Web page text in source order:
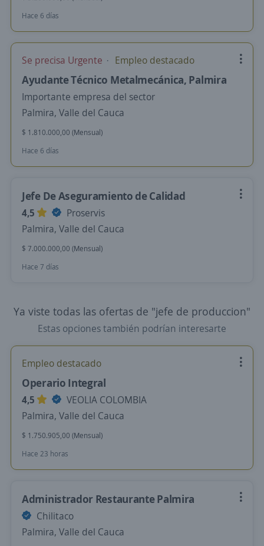
Hace 6 días
Se precisa Urgente Empleo destacado
Ayudante Técnico Metalmecánica, Palmira
Importante empresa del sector
Palmira, Valle del Cauca
$ 1.810.000,00 (Mensual)
Hace 6 días
Jefe De Aseguramiento de Calidad
4,5
Proservis
Palmira, Valle del Cauca
$ 7.000.000,00 (Mensual)
Hace 7 días
Ya viste todas las ofertas de "jefe de produccion"
Estas opciones también podrían interesarte
Empleo destacado
Operario Integral
4,5
VEOLIA COLOMBIA
Palmira, Valle del Cauca
$ 1.750.905,00 (Mensual)
Hace 23 horas
Administrador Restaurante Palmira
Chilitaco
Palmira, Valle del Cauca